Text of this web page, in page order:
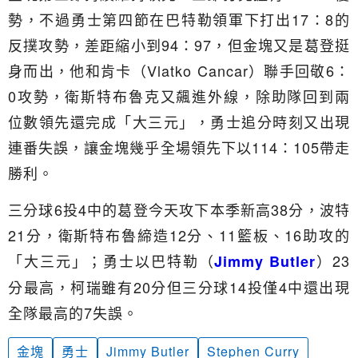
勢，不過勇士第四節在巴特勒領軍下打出17：8的
反撲攻勢，差距縮小到94：97，但金塊又是葛登挺
身而出，他和肯卡（Vlatko Cancar）聯手回敬6：
0攻勢，衛斯特布魯克又飆進外線，除助隊回到兩
位數領先還完成「大三元」，勇士追分時刻又出現
連番失誤，讓金塊幾乎全場領先下以114：105帶走
勝利。
三分球6投4中的葛登今天攻下本季新高38分，波特
21分，衛斯特布魯締造12分、11籃板、16助攻的
「大三元」；勇士以巴特勒（Jimmy Butler）23
分最高，柯瑞雖有20分但三分球14投僅4中還出現
全隊最高的7失誤。
金塊 勇士 Jimmy Butler Stephen Curry